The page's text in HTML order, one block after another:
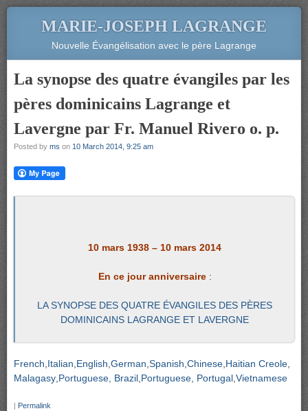
MARIE-JOSEPH LAGRANGE
Nouvelle Évangélisation avec le père Lagrange
La synopse des quatre évangiles par les
pères dominicains Lagrange et
Lavergne par Fr. Manuel Rivero o. p.
Posted by ms on 10 March 2014, 9:25 am
10 mars 1938 – 10 mars 2014
En ce jour anniversaire:
LA SYNOPSE DES QUATRE ÉVANGILES DES PÈRES
DOMINICAINS LAGRANGE ET LAVERGNE
French Italian English German Spanish Chinese Haitian Creole
Malagasy Portuguese, Brazil Portuguese, Portugal Vietnamese
Permalink